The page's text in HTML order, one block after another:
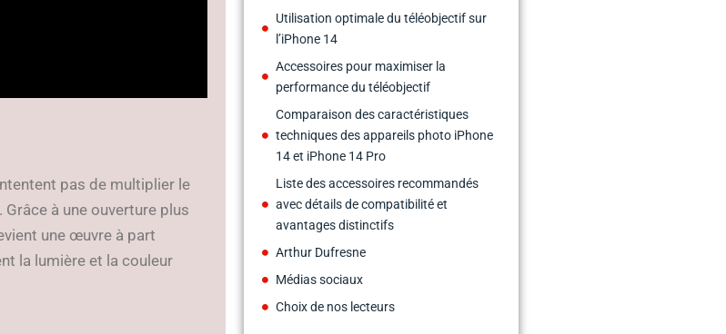
pas de multiplier le
à une ouverture plus
une œuvre à part
la lumière et la couleur
Utilisation optimale du téléobjectif sur
l’iPhone 14
Accessoires pour maximiser la
performance du téléobjectif
Comparaison des caractéristiques
techniques des appareils photo iPhone
14 et iPhone 14 Pro
Liste des accessoires recommandés
avec détails de compatibilité et
avantages distinctifs
Arthur Dufresne
Médias sociaux
Choix de nos lecteurs